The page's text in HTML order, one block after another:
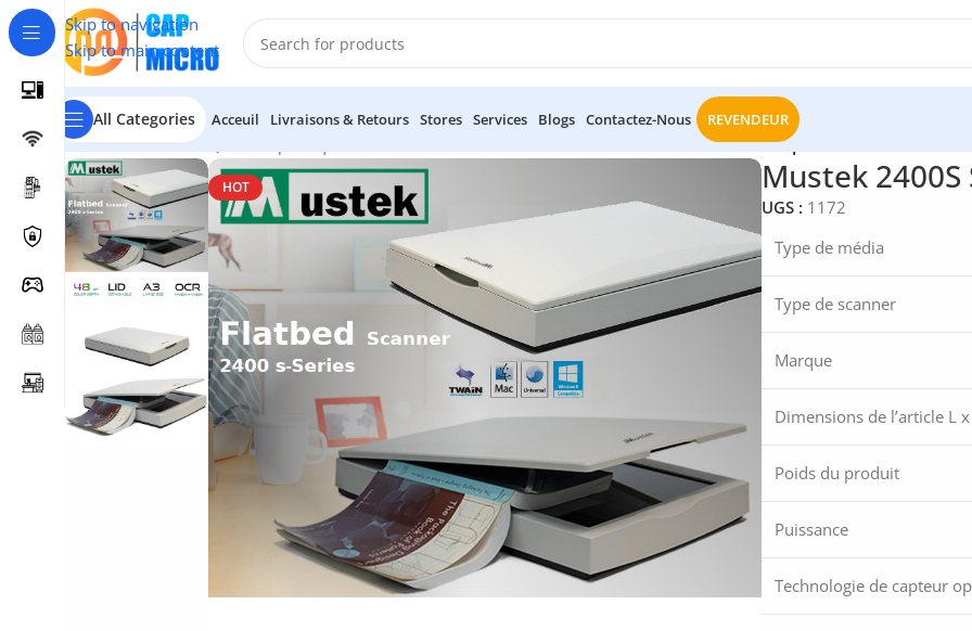
Skip to navigation
Skip to main content
All Categories Acceuil Livraisons & Retours Stores Services Blogs Contactez-Nous REVENDEUR
Accueil/INFORMATIQUE Mustek 2400S Scanner A3 Blanc 2400 x 2400 dpi
HOT Mustek
UGS : 1172
Type de média
Type de scanner
Marque
Dimensions de l’article L
Poids du produit
Puissance
Technologie de capteur